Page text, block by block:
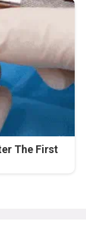
The First